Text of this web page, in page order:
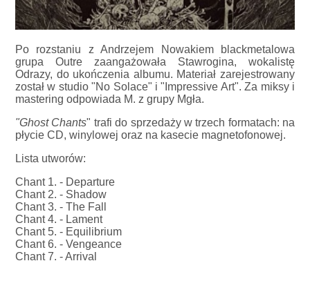
Po rozstaniu z Andrzejem Nowakiem blackmetalowa
grupa Outre zaangażowała Stawrogina, wokalistę
Odrazy, do ukończenia albumu. Materiał zarejestrowany
został w studio "No Solace" i "Impressive Art". Za miksy i
mastering odpowiada M. z grupy Mgła.
"Ghost Chants" trafi do sprzedaży w trzech formatach: na
płycie CD, winylowej oraz na kasecie magnetofonowej.
Lista utworów:
Chant 1. - Departure
Chant 2. - Shadow
Chant 3. - The Fall
Chant 4. - Lament
Chant 5. - Equilibrium
Chant 6. - Vengeance
Chant 7. - Arrival